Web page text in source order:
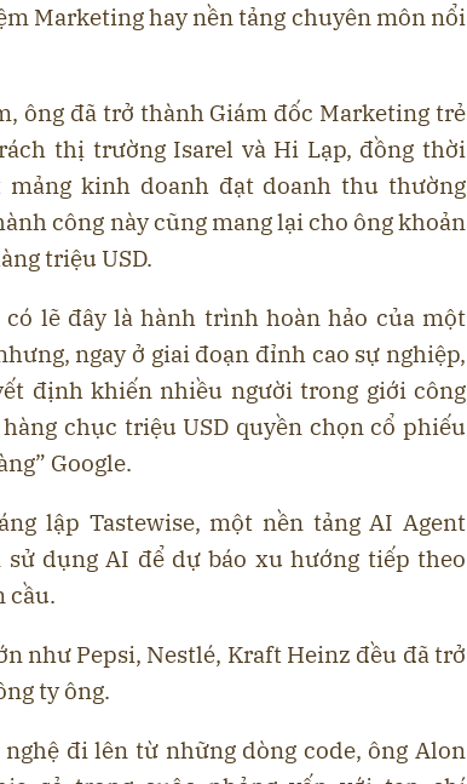
Marketing hay nền tảng chuyên môn nổi
ông đã trở thành Giám đốc Marketing trẻ
thị trường Isarel và Hi Lạp, đồng thời
kinh doanh đạt doanh thu thường
công này cũng mang lại cho ông khoản
triệu USD.
lẽ đây là hành trình hoàn hảo của một
ngay ở giai đoạn đỉnh cao sự nghiệp,
định khiến nhiều người trong giới công
chục triệu USD quyền chọn cổ phiếu
Google.
lập Tastewise, một nền tảng AI Agent
dụng AI để dự báo xu hướng tiếp theo
cầu.
như Pepsi, Nestlé, Kraft Heinz đều đã trở
ty ông.
đi lên từ những dòng code, ông Alon